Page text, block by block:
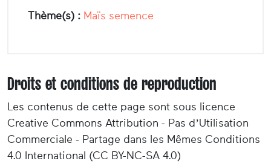
Thème(s) : Maïs semence
Droits et conditions de reproduction
Les contenus de cette page sont sous licence
Creative Commons Attribution - Pas d’Utilisation
Commerciale - Partage dans les Mêmes Conditions
4.0 International (CC BY-NC-SA 4.0)